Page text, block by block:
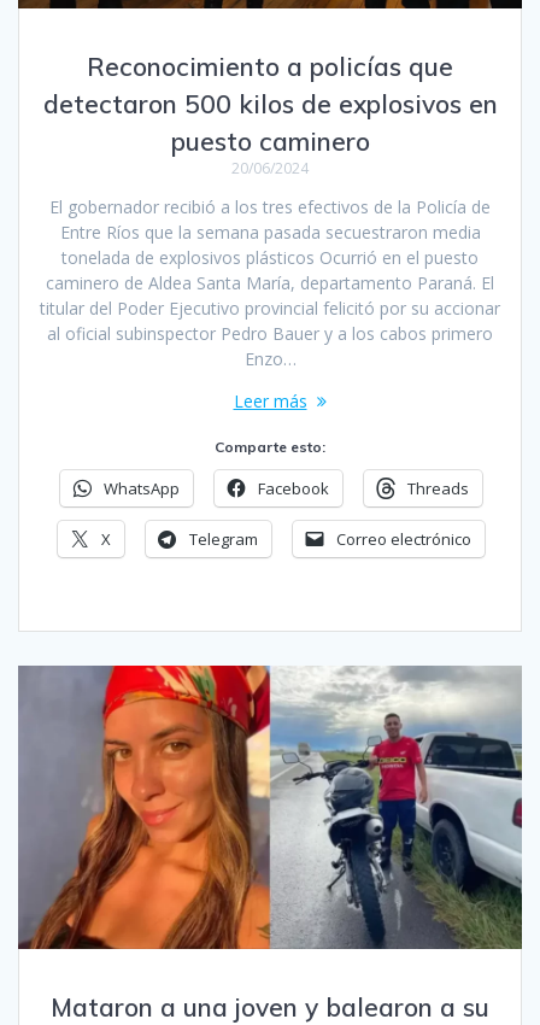
Reconocimiento a policías que
detectaron 500 kilos de explosivos en
puesto caminero
20/06/2024
El gobernador recibió a los tres efectivos de la Policía de
Entre Ríos que la semana pasada secuestraron media
tonelada de explosivos plásticos Ocurrió en el puesto
caminero de Aldea Santa María, departamento Paraná. El
titular del Poder Ejecutivo provincial felicitó por su accionar
al oficial subinspector Pedro Bauer y a los cabos primero
Enzo…
Leer más
Comparte esto:
WhatsApp Facebook Threads
X Telegram Correo electrónico
Mataron a una joven y balearon a su